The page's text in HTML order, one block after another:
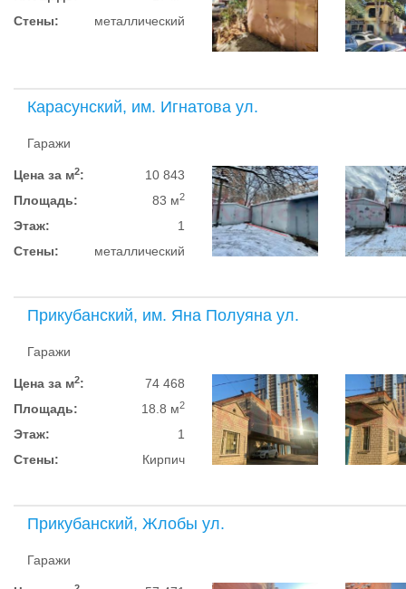
Стены: металлический
Карасунский, им. Игнатова ул.
Гаражи
Цена за м2:
10 843
Площадь:
83 м2
Этаж:
1
Стены:
металлический
Прикубанский, им. Яна Полуяна ул.
Гаражи
Цена за м2:
74 468
Площадь:
18.8 м2
Этаж:
1
Стены:
Кирпич
Прикубанский, Жлобы ул.
Гаражи